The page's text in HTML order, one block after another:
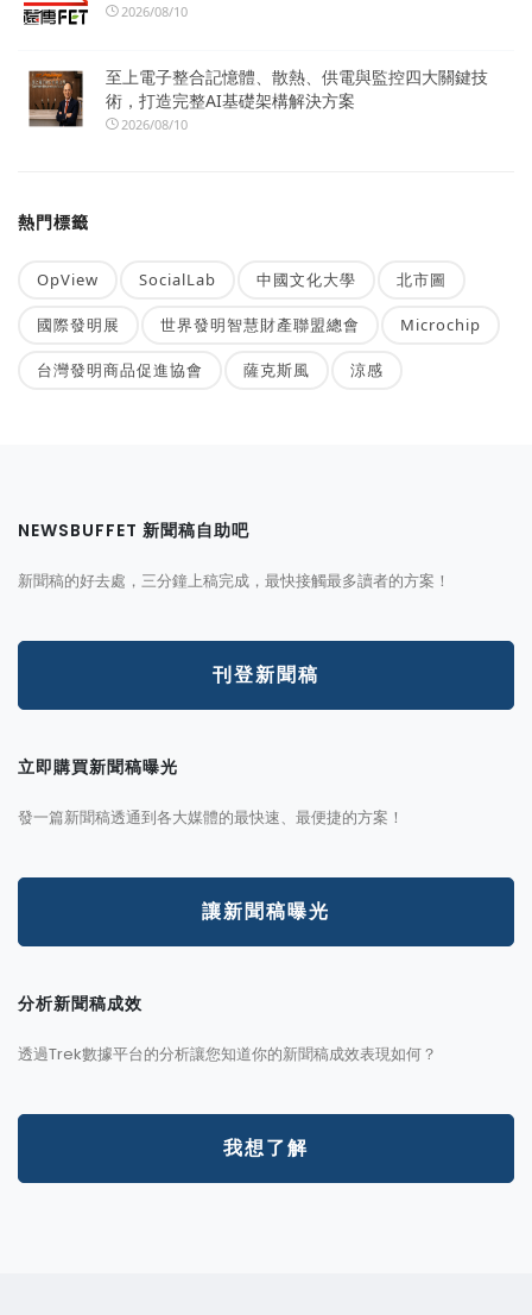
2026/08/10
至上電子整合記憶體、散熱、供電與監控四大關鍵技
術，打造完整AI基礎架構解決方案
2026/08/10
熱門標籤
OpView SocialLab 中國文化大學 北市圖
國際發明展 世界發明智慧財產聯盟總會 Microchip
台灣發明商品促進協會 薩克斯風 涼感
NEWSBUFFET 新聞稿自助吧
新聞稿的好去處，三分鐘上稿完成，最快接觸最多讀者的方案！
刊登新聞稿
立即購買新聞稿曝光
發一篇新聞稿透通到各大媒體的最快速、最便捷的方案！
讓新聞稿曝光
分析新聞稿成效
透過Trek數據平台的分析讓您知道你的新聞稿成效表現如何？
我想了解